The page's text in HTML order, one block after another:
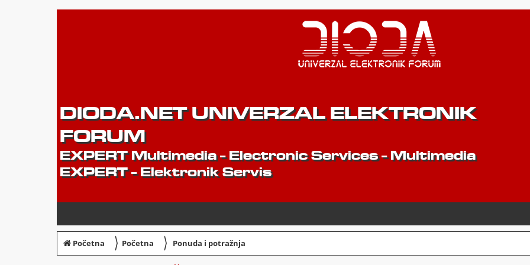
DIODA.NET UNIVERZAL ELEKTRONIK
FORUM
EXPERT Multimedia - Electronic Services - Multimedia
EXPERT - Elektronik Servis
Početna 〉 Početna 〉 Ponuda i potražnja